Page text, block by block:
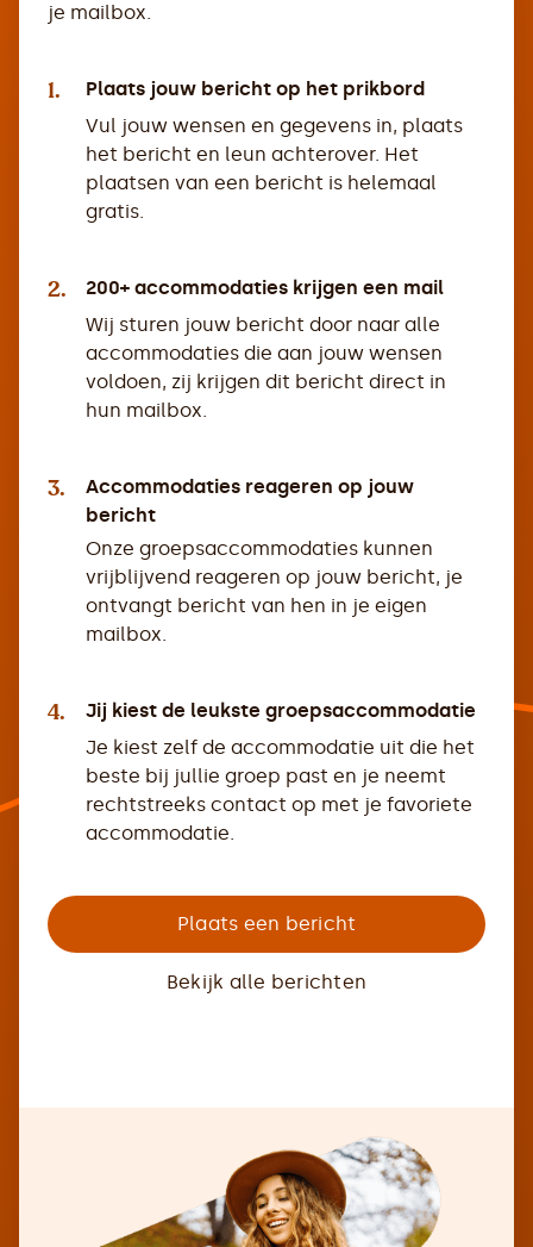
je mailbox.
1.
Plaats jouw bericht op het prikbord
Vul jouw wensen en gegevens in, plaats
het bericht en leun achterover. Het
plaatsen van een bericht is helemaal
gratis.
2.
200+ accommodaties krijgen een mail
Wij sturen jouw bericht door naar alle
accommodaties die aan jouw wensen
voldoen, zij krijgen dit bericht direct in
hun mailbox.
3.
Accommodaties reageren op jouw
bericht
Onze groepsaccommodaties kunnen
vrijblijvend reageren op jouw bericht, je
ontvangt bericht van hen in je eigen
mailbox.
4.
Jij kiest de leukste groepsaccommodatie
Je kiest zelf de accommodatie uit die het
beste bij jullie groep past en je neemt
rechtstreeks contact op met je favoriete
accommodatie.
Plaats een bericht
Bekijk alle berichten